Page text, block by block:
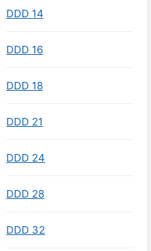
DDD 14
DDD 16
DDD 18
DDD 21
DDD 24
DDD 28
DDD 32